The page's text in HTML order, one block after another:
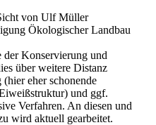
von Ulf Müller
Ökologischer Landbau
der Konservierung und
über weitere Distanz
eher schonende
und ggf.
Verfahren. An diesen und
wird aktuell gearbeitet.